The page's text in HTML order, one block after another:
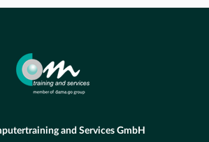
and Services GmbH